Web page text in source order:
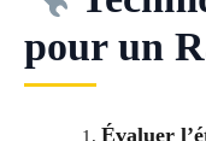
pour un
Évaluer